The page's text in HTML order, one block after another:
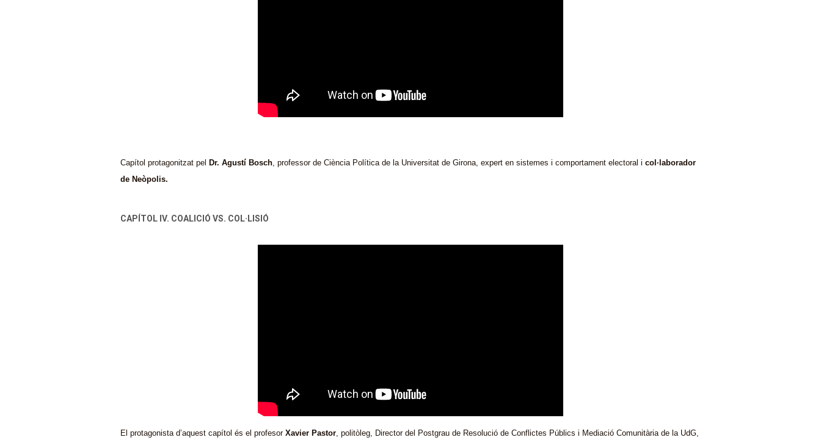
Capítol protagonitzat pel Dr. Agustí Bosch, professor de Ciència Política de la Universitat de Girona, expert en sistemes i comportament electoral i col·laborador
de Neòpolis.
CAPÍTOL IV. COALICIÓ VS. COL·LISIÓ
El protagonista d’aquest capítol és el profesor Xavier Pastor, politòleg, Director del Postgrau de Resolució de Conflictes Públics i Mediació Comunitària de la UdG,